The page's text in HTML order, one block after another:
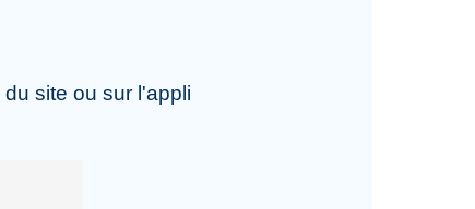
du site ou sur l'appli